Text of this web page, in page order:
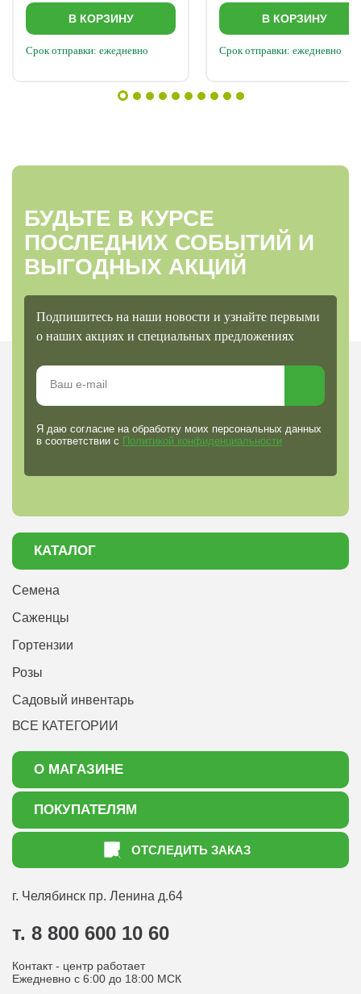
В КОРЗИНУ
Срок отправки: ежедневно
В КОРЗИНУ
Срок отправки: ежедневно
БУДЬТЕ В КУРСЕ
ПОСЛЕДНИХ СОБЫТИЙ И
ВЫГОДНЫХ АКЦИЙ
Подпишитесь на наши новости и узнайте первыми
о наших акциях и специальных предложениях
Я даю согласие на обработку моих персональных данных
в соответствии с Политикой конфиденциальности
КАТАЛОГ
Семена
Саженцы
Гортензии
Розы
Садовый инвентарь
ВСЕ КАТЕГОРИИ
О МАГАЗИНЕ
О нас
Акции
ПОКУПАТЕЛЯМ
Как оформить заказ
Статьи садоводу
Оптовым покупателям
Политика конфиденциальности
ОТСЛЕДИТЬ ЗАКАЗ
г. Челябинск пр. Ленина д.64
т. 8 800 600 10 60
Контакт - центр работает
Ежедневно с 6:00 до 18:00 МСК